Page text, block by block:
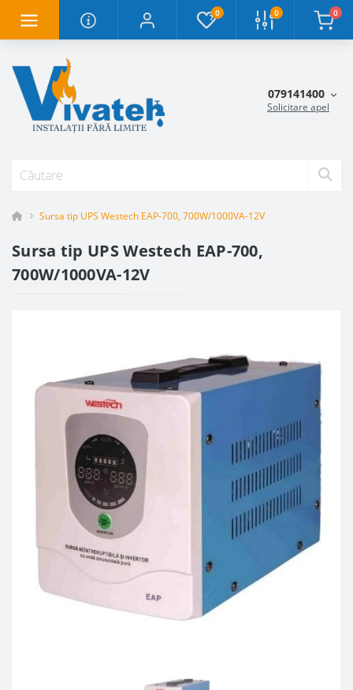
0 0 0
079141400
Solicitare apel
Sursa tip UPS Westech EAP-700, 700W/1000VA-12V
Sursa tip UPS Westech EAP-700,
700W/1000VA-12V